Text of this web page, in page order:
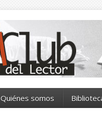
Quiénes somos